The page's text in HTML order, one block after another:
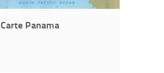
Carte Panama